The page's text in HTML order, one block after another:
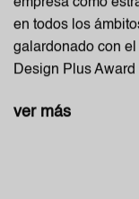
empresa como
en todos los
galardonado con
Design Plus
ver más